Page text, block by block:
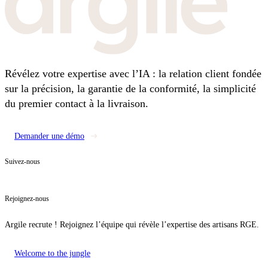
Révélez votre expertise avec l’IA : la relation client fondée
sur la précision, la garantie de la conformité, la simplicité
du premier contact à la livraison.
Demander une démo
Suivez-nous
Rejoignez-nous
Argile recrute ! Rejoignez l’équipe qui révèle l’expertise des artisans RGE.
Welcome to the jungle